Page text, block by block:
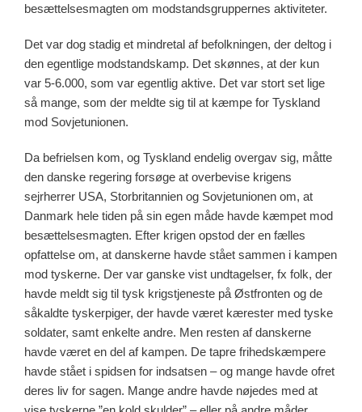
besættelsesmagten om modstandsgruppernes aktiviteter.
Det var dog stadig et mindretal af befolkningen, der deltog i
den egentlige modstandskamp. Det skønnes, at der kun
var 5-6.000, som var egentlig aktive. Det var stort set lige
så mange, som der meldte sig til at kæmpe for Tyskland
mod Sovjetunionen.
Da befrielsen kom, og Tyskland endelig overgav sig, måtte
den danske regering forsøge at overbevise krigens
sejrherrer USA, Storbritannien og Sovjetunionen om, at
Danmark hele tiden på sin egen måde havde kæmpet mod
besættelsesmagten. Efter krigen opstod der en fælles
opfattelse om, at danskerne havde stået sammen i kampen
mod tyskerne. Der var ganske vist undtagelser, fx folk, der
havde meldt sig til tysk krigstjeneste på Østfronten og de
såkaldte tyskerpiger, der havde været kærester med tyske
soldater, samt enkelte andre. Men resten af danskerne
havde været en del af kampen. De tapre frihedskæmpere
havde stået i spidsen for indsatsen – og mange havde ofret
deres liv for sagen. Mange andre havde nøjedes med at